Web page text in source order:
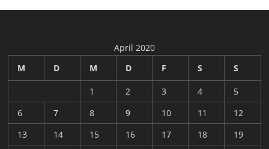
April 2020
M
D M D F S S
1 2 3 4
5
6
7 8 9 10 11
12
13
14 15 16 17 18
19